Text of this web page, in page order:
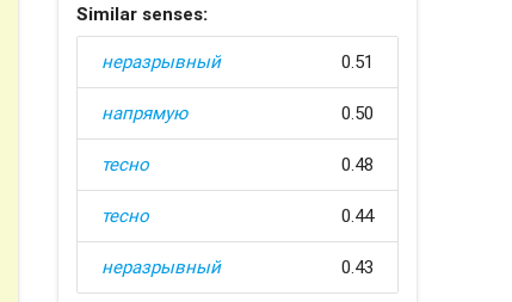
Similar senses:
неразрывный 0.51
напрямую 0.50
тесно 0.48
тесно 0.44
неразрывный 0.43